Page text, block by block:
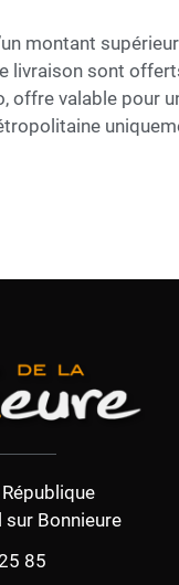
montant
livraison sont
offre valable pour
sur Bonnieure
85